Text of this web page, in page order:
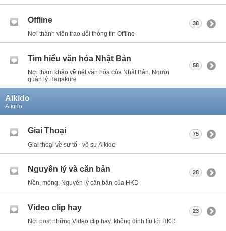
Offline
Nơi thành viên trao đổi thông tin Offline
38
Tìm hiểu văn hóa Nhật Bản
Nơi tham khảo về nét văn hóa của Nhật Bản. Người
quản lý Hagakure
58
Aikido
Aikido
Giai Thoại
Giai thoại về sư tổ - võ sư Aikido
75
Nguyên lý và căn bản
Nền, móng, Nguyên lý căn bản của HKD
28
Video clip hay
Nơi post những Video clip hay, không dính líu tới HKD
23